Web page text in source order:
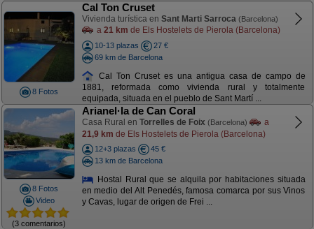
8 Fotos
Cal Ton Cruset
Vivienda turística en Sant Marti Sarroca (Barcelona)
a 21 km de Els Hostelets de Pierola (Barcelona)
10-13 plazas
27 €
69 km de Barcelona
Cal Ton Cruset es una antigua casa de campo de
1881, reformada como vivienda rural y totalmente
equipada, situada en el pueblo de Sant Martí ...
8 Fotos
Video
(3 comentarios)
Arianel·la de Can Coral
Casa Rural en Torrelles de Foix (Barcelona)
a
21,9 km de Els Hostelets de Pierola (Barcelona)
12+3 plazas
45 €
13 km de Barcelona
Hostal Rural que se alquila por habitaciones situada
en medio del Alt Penedés, famosa comarca por sus Vinos
y Cavas, lugar de origen de Frei ...